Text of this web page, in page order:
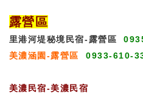
露營區
里港河堤秘境民宿-露營區
美濃涵園-露營區
0933-610-
美濃民宿-美濃民宿